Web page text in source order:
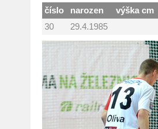
číslo narozen
výška cm
30
29.4.1985